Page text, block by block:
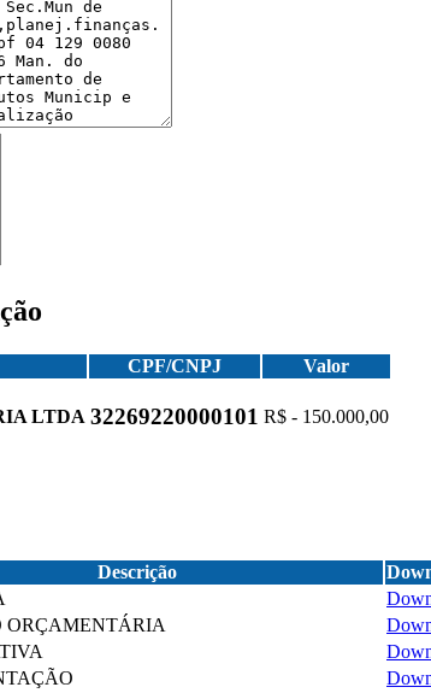
CPF/CNPJ Valor
LTDA 32269220000101 R$ - 150.000,00
Descrição
ORÇAMENTÁRIA